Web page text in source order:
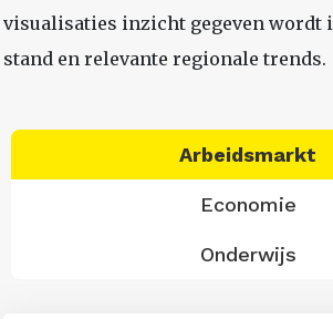
visualisaties inzicht gegeven wordt
stand en relevante regionale trends.
Arbeidsmarkt
Economie
Onderwijs